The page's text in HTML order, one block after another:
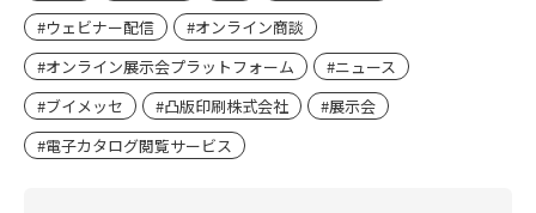
#ウェビナー配信
#オンライン商談
#オンライン展示会プラットフォーム
#ニュース
#ブイメッセ
#凸版印刷株式会社
#展示会
#電子カタログ閲覧サービス